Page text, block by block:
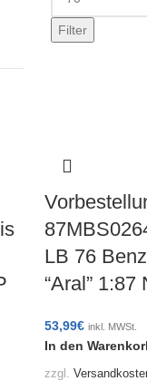
Filter
LB 76
“Aral”
53,99€ inkl. MWSt.
In den
zzgl.